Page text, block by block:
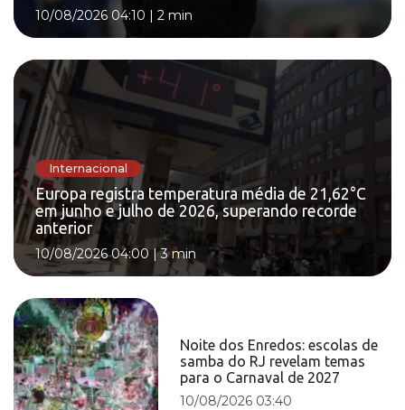
10/08/2026 04:10 | 2 min
Internacional
Europa registra temperatura média de 21,62°C
em junho e julho de 2026, superando recorde
anterior
10/08/2026 04:00|3 min
Noite dos Enredos: escolas de
samba do RJ revelam temas
para o Carnaval de 2027
10/08/2026 03:40